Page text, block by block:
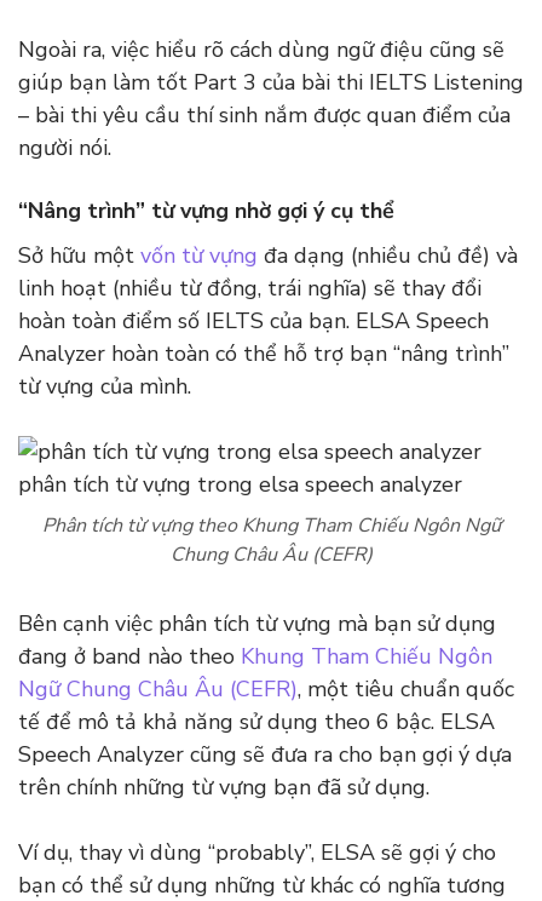
Ngoài ra, việc hiểu rõ cách dùng ngữ điệu cũng sẽ
giúp bạn làm tốt Part 3 của bài thi IELTS Listening
– bài thi yêu cầu thí sinh nắm được quan điểm của
người nói.
“Nâng trình” từ vựng nhờ gợi ý cụ thể
Sở hữu một vốn từ vựng đa dạng (nhiều chủ đề) và
linh hoạt (nhiều từ đồng, trái nghĩa) sẽ thay đổi
hoàn toàn điểm số IELTS của bạn. ELSA Speech
Analyzer hoàn toàn có thể hỗ trợ bạn “nâng trình”
từ vựng của mình.
Phân tích từ vựng theo Khung Tham Chiếu Ngôn Ngữ
Chung Châu Âu (CEFR)
Bên cạnh việc phân tích từ vựng mà bạn sử dụng
đang ở band nào theo Khung Tham Chiếu Ngôn
Ngữ Chung Châu Âu (CEFR), một tiêu chuẩn quốc
tế để mô tả khả năng sử dụng theo 6 bậc. ELSA
Speech Analyzer cũng sẽ đưa ra cho bạn gợi ý dựa
trên chính những từ vựng bạn đã sử dụng.
Ví dụ, thay vì dùng “probably”, ELSA sẽ gợi ý cho
bạn có thể sử dụng những từ khác có nghĩa tương